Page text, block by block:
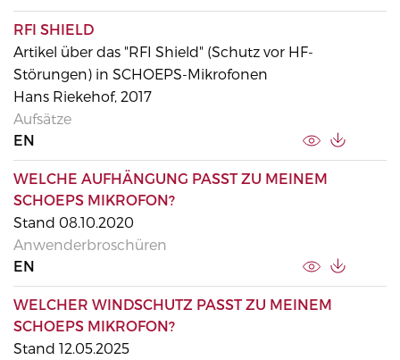
RFI SHIELD
Artikel über das "RFI Shield" (Schutz vor HF-
Störungen) in SCHOEPS-Mikrofonen
Hans Riekehof, 2017
Aufsätze
EN
WELCHE AUFHÄNGUNG PASST ZU MEINEM
SCHOEPS MIKROFON?
Stand 08.10.2020
Anwenderbroschüren
EN
WELCHER WINDSCHUTZ PASST ZU MEINEM
SCHOEPS MIKROFON?
Stand 12.05.2025